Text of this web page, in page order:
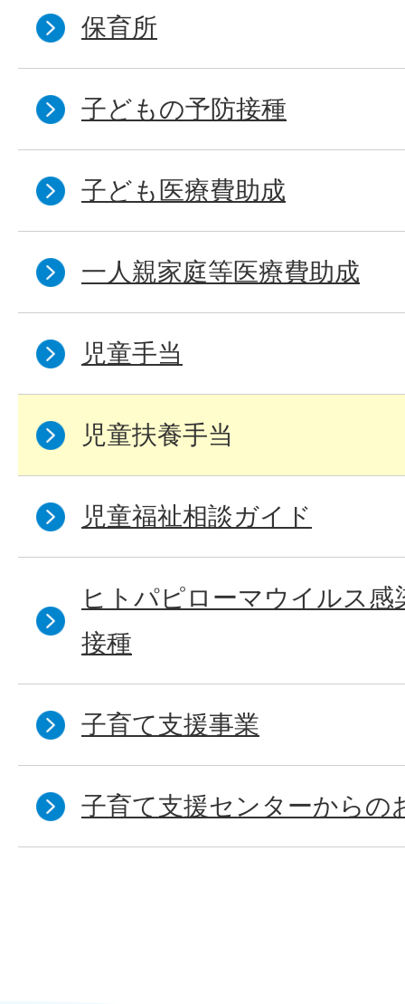
保育所
子どもの予防接種
子ども医療費助成
一人親家庭等医療費助成
児童手当
児童扶養手当
児童福祉相談ガイド
ヒトパピローマウイルス感
接種
子育て支援事業
子育て支援センターからの